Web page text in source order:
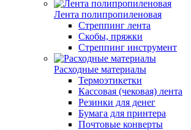
Лента полипропиленовая
Стреппинг лента
Скобы, пряжки
Стреппинг инструмент
Расходные материалы
Термоэтикетки
Кассовая (чековая) лента
Резинки для денег
Бумага для принтера
Почтовые конверты